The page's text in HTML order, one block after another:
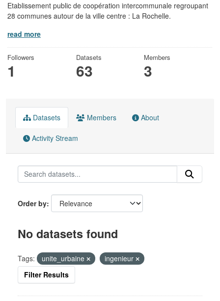
Etablissement public de coopération intercommunale regroupant
28 communes autour de la ville centre : La Rochelle.
read more
Followers
1
Datasets
63
Members
3
Datasets Members About
Activity Stream
Order by
No datasets found
Tags: unite_urbaine
ingenieur
Filter Results